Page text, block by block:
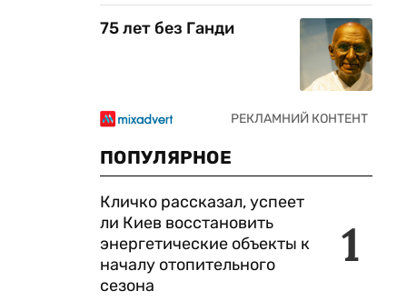
75 лет без Ганди
ПОПУЛЯРНОЕ
1
Кличко рассказал, успеет
ли Киев восстановить
энергетические объекты к
началу отопительного
сезона